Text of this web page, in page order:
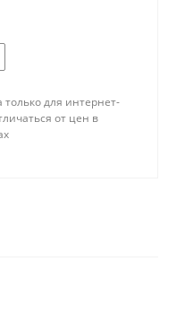
для интернет-
от цен в